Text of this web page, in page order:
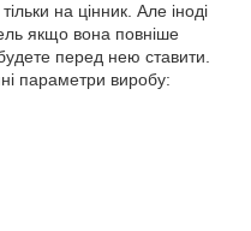
на цінник. Але іноді
якщо вона повніше
перед нею ставити.
параметри виробу: